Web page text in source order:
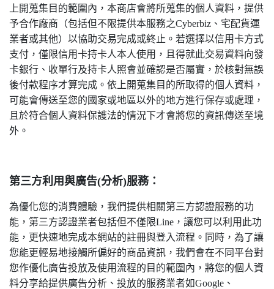
上開蒐集目的範圍內，本商店會將所蒐集的個人資料，提供
予合作廠商（包括但不限提供本服務之Cyberbiz、宅配貨運
業者或其他）以協助交易完成或終止。若選擇以信用卡方式
支付，僅限信用卡持卡人本人使用，且得就此交易資料向發
卡銀行、收單行及持卡人照會並確認是否屬實，於核對無誤
後付款程序才算完成。依上開蒐集目的所取得的個人資料，
可能會傳送至您的國家或地區以外的地方進行保存或處理，
且於符合個人資料保護法的情況下才會將您的資訊傳送至境
外。
第三方利用與廣告(分析)服務：
為優化您的消費體驗，我們提供相關第三方認證服務的功
能，第三方認證業者包括但不僅限Line，讓您可以利用此功
能，更快速地完成本網站的註冊與登入流程。同時，為了讓
您能更輕易地接觸所偏好的商品資訊，我們會在不同平台對
您作優化廣告投放及使用流程的目的範圍內，將您的個人資
料分享給提供廣告分析、投放的服務業者如Google、